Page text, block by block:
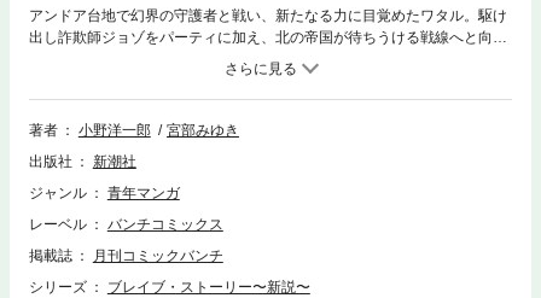
アンドア台地で幻界の守護者と戦い、新たなる力に目覚めたワタル。駆け
出し詐欺師ジョゾをパーティに加え、北の帝国が待ちうける戦線へと向か
著者 小野洋一郎
宮部みゆき
出版社
新潮社
ジャンル
青年マンガ
レーベル
バンチコミックス
掲載誌
月刊コミックバンチ
シリーズ
ブレイブ・ストーリー〜新説〜